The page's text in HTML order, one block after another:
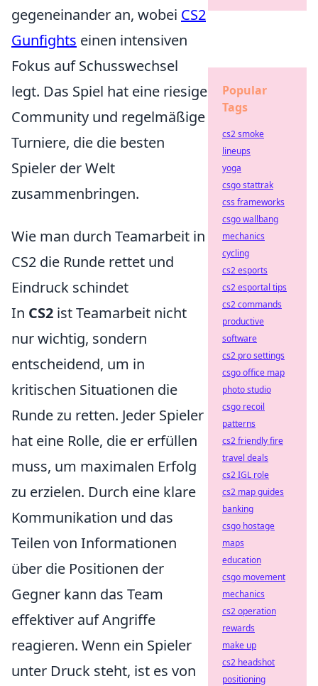
gegeneinander an, wobei CS2
Gunfights einen intensiven
Fokus auf Schusswechsel
legt. Das Spiel hat eine riesige
Community und regelmäßige
Turniere, die die besten
Spieler der Welt
zusammenbringen.
Wie man durch Teamarbeit in
CS2 die Runde rettet und
Eindruck schindet
In CS2 ist Teamarbeit nicht
nur wichtig, sondern
entscheidend, um in
kritischen Situationen die
Runde zu retten. Jeder Spieler
hat eine Rolle, die er erfüllen
muss, um maximalen Erfolg
zu erzielen. Durch eine klare
Kommunikation und das
Teilen von Informationen
über die Positionen der
Gegner kann das Team
effektiver auf Angriffe
reagieren. Wenn ein Spieler
unter Druck steht, ist es von
Popular
Tags
cs2 smoke
lineups
yoga
csgo stattrak
css frameworks
csgo wallbang
mechanics
cycling
cs2 esports
cs2 esportal tips
cs2 commands
productive
software
cs2 pro settings
csgo office map
photo studio
csgo recoil
patterns
cs2 friendly fire
travel deals
cs2 IGL role
cs2 map guides
banking
csgo hostage
maps
education
csgo movement
mechanics
cs2 operation
rewards
make up
cs2 headshot
positioning